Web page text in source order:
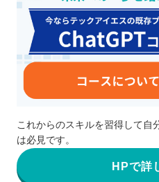
これからのスキルを習得して自
は必見です。
HPで詳